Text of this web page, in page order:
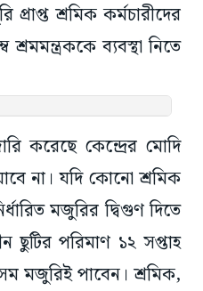
শ্রমিক কর্মচারীদের
ব্যবস্থা নিতে
করেছে কেন্দ্রের মোদি
না। যদি কোনো শ্রমিক
মজুরির দ্বিগুণ দিতে
ছুটির পরিমাণ ১২ সপ্তাহ
মজুরিই পাবেন। শ্রমিক,